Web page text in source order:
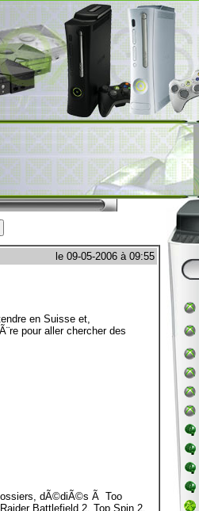
le 09-05-2006 à 09:55
en Suisse et,
pour aller chercher des
dÃ©diÃ©s Ã Too
Battlefield 2, Top Spin 2,